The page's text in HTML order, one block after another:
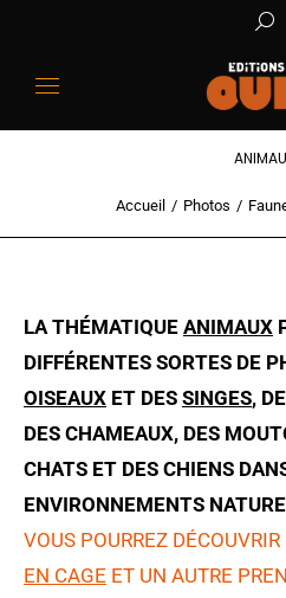
Vous êtes ici :
Accueil Photos
LA THÉMATIQUE ANIMAUX
DIFFÉRENTES SORTES DE
OISEAUX ET DES SINGES,
DES CHAMEAUX, DES
CHATS ET DES CHIENS
ENVIRONNEMENTS
VOUS POURREZ DÉCOUVRIR
EN CAGE ET UN AUTRE